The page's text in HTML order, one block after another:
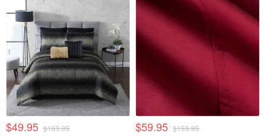
$49.95 $169.95 $59.95 $159.95